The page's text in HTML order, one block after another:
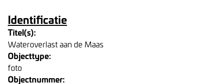
Identificatie
Titel(s):
Wateroverlast aan de Maas
Objecttype:
foto
Objectnummer: